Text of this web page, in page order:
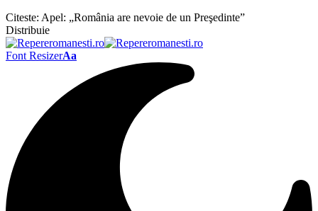
Citeste: Apel: „România are nevoie de un Preşedinte”
Distribuie
Font ResizerAa